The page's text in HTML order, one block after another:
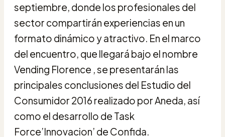
septiembre, donde los profesionales del
sector compartirán experiencias en un
formato dinámico y atractivo. En el marco
del encuentro, que llegará bajo el nombre
Vending Florence , se presentarán las
principales conclusiones del Estudio del
Consumidor 2016 realizado por Aneda, así
como el desarrollo de Task
Force’Innovacion’ de Confida.